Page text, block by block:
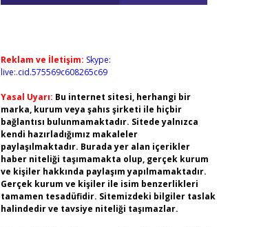
Reklam ve İletişim: Skype:
live:.cid.575569c608265c69
Yasal Uyarı: Bu internet sitesi, herhangi bir
marka, kurum veya şahıs şirketi ile hiçbir
bağlantısı bulunmamaktadır. Sitede yalnızca
kendi hazırladığımız makaleler
paylaşılmaktadır. Burada yer alan içerikler
haber niteliği taşımamakta olup, gerçek kurum
ve kişiler hakkında paylaşım yapılmamaktadır.
Gerçek kurum ve kişiler ile isim benzerlikleri
tamamen tesadüfidir. Sitemizdeki bilgiler taslak
halindedir ve tavsiye niteliği taşımazlar.